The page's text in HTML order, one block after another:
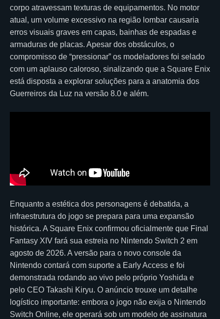
corpo atravessam texturas de equipamentos. No motor
atual, um volume excessivo na região lombar causaria
erros visuais graves em capas, bainhas de espadas e
armaduras de placas. Apesar dos obstáculos, o
compromisso de “pressionar” os modeladores foi selado
com um aplauso caloroso, sinalizando que a Square Enix
está disposta a explorar soluções para a anatomia dos
Guerreiros da Luz na versão 8.0 e além.
Enquanto a estética dos personagens é debatida, a
infraestrutura do jogo se prepara para uma expansão
histórica. A Square Enix confirmou oficialmente que Final
Fantasy XIV fará sua estreia no Nintendo Switch 2 em
agosto de 2026. A versão para o novo console da
Nintendo contará com suporte a Early Access e foi
demonstrada rodando ao vivo pelo próprio Yoshida e
pelo CEO Takashi Kiryu. O anúncio trouxe um detalhe
logístico importante: embora o jogo não exija o Nintendo
Switch Online, ele operará sob um modelo de assinatura